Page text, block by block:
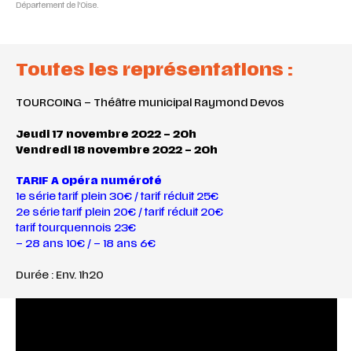
Département de l’Oise.
Toutes les représentations :
TOURCOING – Théâtre municipal Raymond Devos
Jeudi 17 novembre 2022 – 20h
Vendredi 18 novembre 2022 – 20h
TARIF A opéra numéroté
1e série tarif plein 30€ / tarif réduit 25€
2e série tarif plein 20€ / tarif réduit 20€
tarif tourquennois 23€
– 28 ans 10€ / – 18 ans 6€
Durée : Env. 1h20